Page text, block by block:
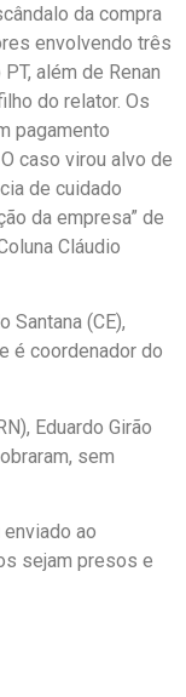
da compra
envolvendo três
além de Renan
do relator. Os
pagamento
caso virou alvo de
de cuidado
da empresa” de
Cláudio
Santana (CE),
é coordenador do
Eduardo Girão
sem
ao
sejam presos e